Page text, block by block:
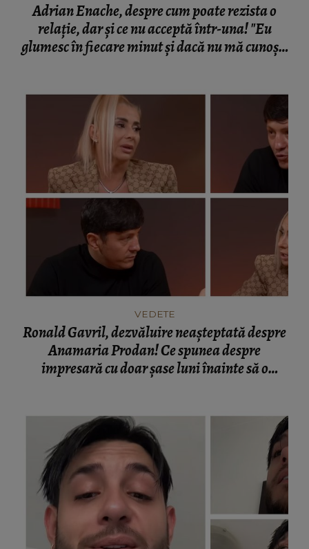
Adrian Enache, despre cum poate rezista o
relație, dar și ce nu acceptă într-una! "Eu
glumesc în fiecare minut și dacă nu mă cunoști
VEDETE
Ronald Gavril, dezvăluire neașteptată despre
Anamaria Prodan! Ce spunea despre
impresară cu doar șase luni înainte să o